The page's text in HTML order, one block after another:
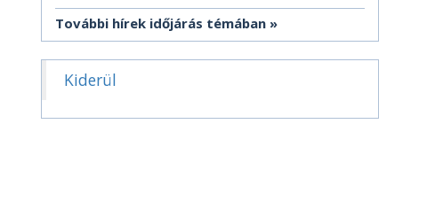
További hírek időjárás témában
Kiderül